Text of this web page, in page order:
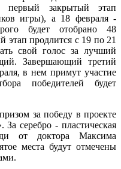
первый закрытый этап
игры), а 18 февраля -
будет отобрано 48
этап продлится с 19 по 21
свой голос за лучший
Завершающий третий
в нем примут участие
победителей будет
за победу в проекте
серебро - пластическая
от доктора Максима
места будут отмечены